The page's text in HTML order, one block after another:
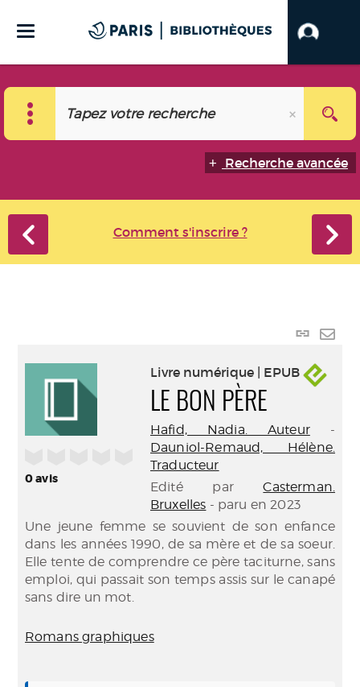
Recherche avancée
Comment s'inscrire ?
Lien
0avis
Livre numérique | EPUB
LE BON PÈRE
Hafid, Nadia. Auteur-
Dauniol-Remaud, Hélène.
Traducteur
Edité parCasterman.
Bruxelles - paru en 2023
Une jeune femme se souvient de son enfance
dans les années 1990, de sa mère et de sa soeur.
Elle tente de comprendre ce père taciturne, sans
emploi, qui passait son temps assis sur le canapé
sans dire un mot.
Romans graphiques